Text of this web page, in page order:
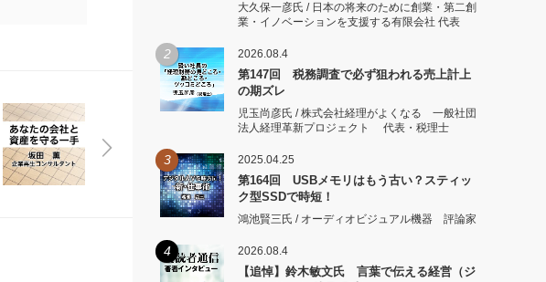
大久保一彦氏 / 日本の将来のために創業・第二創
業・イノベーションを支援する有限会社 代表
2 2026.08.4
第147回 税務調査で必ず狙われる売上計上
の期ズレ
児玉尚彦氏 / 株式会社経理がよくなる 一般社団
法人経理革新プロジェクト 代表・税理士
3 2025.04.25
第164回 USBメモリはもう古い？スティッ
ク型SSDで時短！
鴻池賢三氏 / オーディオビジュアル機器 評論家
4 2026.08.4
【追悼】鈴木敏文氏 言葉で伝える経営（ジ